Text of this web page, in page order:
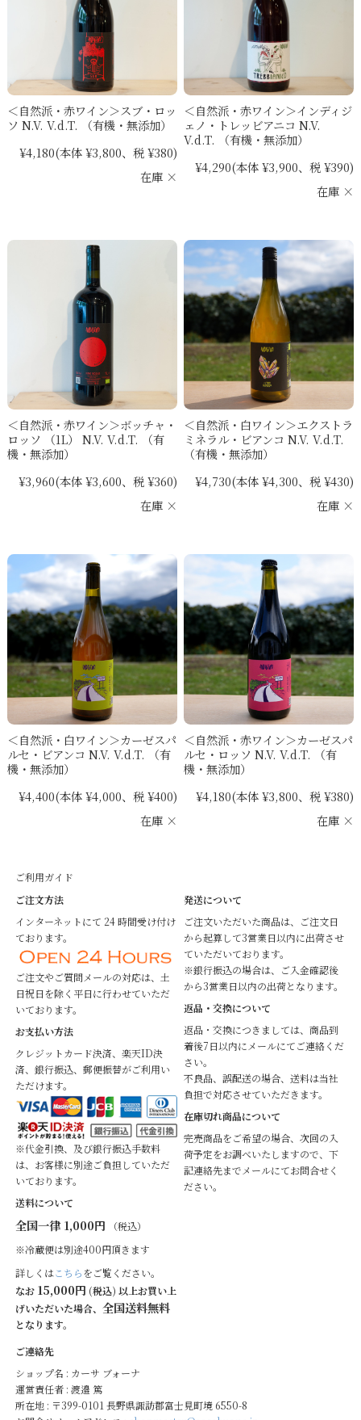
＜自然派・赤ワイン＞スブ・ロッ
ソ N.V. V.d.T. （有機・無添加）
¥4,180(本体 ¥3,800、税 ¥380)
在庫 ×
＜自然派・赤ワイン＞インディジ
ェノ・トレッビアニコ N.V.
V.d.T. （有機・無添加）
¥4,290(本体 ¥3,900、税 ¥390)
在庫 ×
＜自然派・赤ワイン＞ボッチャ・
ロッソ （1L） N.V. V.d.T. （有
機・無添加）
¥3,960(本体 ¥3,600、税 ¥360)
在庫 ×
＜自然派・白ワイン＞エクストラ
ミネラル・ビアンコ N.V. V.d.T.
（有機・無添加）
¥4,730(本体 ¥4,300、税 ¥430)
在庫 ×
＜自然派・白ワイン＞カーゼスパ
ルセ・ビアンコ N.V. V.d.T. （有
機・無添加）
¥4,400(本体 ¥4,000、税 ¥400)
在庫 ×
＜自然派・赤ワイン＞カーゼスパ
ルセ・ロッソ N.V. V.d.T. （有
機・無添加）
¥4,180(本体 ¥3,800、税 ¥380)
在庫 ×
ご利用ガイド
ご注文方法
インターネットにて 24 時間受け付け
ております。
ご注文やご質問メールの対応は、土
日祝日を除く平日に行わせていただ
いております。
お支払い方法
クレジットカード決済、楽天ID決
済、銀行振込、郵便振替がご利用い
ただけます。
※代金引換、及び銀行振込手数料
は、お客様に別途ご負担していただ
いております。
送料について
全国一律 1,000円 （税込）
※冷蔵便は別途400円頂きます
詳しくはこちらをご覧ください。
なお 15,000円 (税込) 以上お買い上
げいただいた場合、 全国送料無料
となります。
発送について
ご注文いただいた商品は、ご注文日
から起算して3営業日以内に出荷させ
ていただいております。
※銀行振込の場合は、ご入金確認後
から3営業日以内の出荷となります。
返品・交換について
返品・交換につきましては、商品到
着後7日以内にメールにてご連絡くだ
さい。
不良品、誤配送の場合、送料は当社
負担で対応させていただきます。
在庫切れ商品について
完売商品をご希望の場合、次回の入
荷予定をお調べいたしますので、下
記連絡先までメールにてお問合せく
ださい。
ご連絡先
ショップ名 : カーサ ブォーナ
運営責任者 : 渡邉 篤
所在地 : 〒399-0101 長野県諏訪郡富士見町境 6550-8